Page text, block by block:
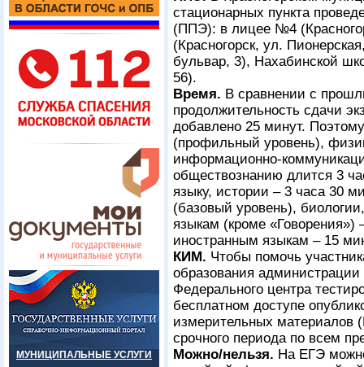
МУНИЦИПАЛЬНЫЕ УСЛУГИ
стационарных пункта
(ППЭ): в лицее №4
(Красногорск, ул.
бульвар, 3), Нахабинской
56).
Время. В сравнении с
продолжительность сдачи
добавлено 25 минут.
(профильный уровень),
информационно-
обществознанию длится 3
языку, истории – 3 часа 30
(базовый уровень),
языкам (кроме «Говорения»)
иностранным языкам – 15
КИМ. Чтобы помочь
образования
Федерального центра
бесплатном доступе
измерительных материалов
срочного периода по всем
Можно/нельзя. На ЕГЭ